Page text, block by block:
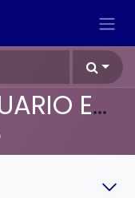
MANUALES DE USUARIO EN ESPAÑOL ODOO 19